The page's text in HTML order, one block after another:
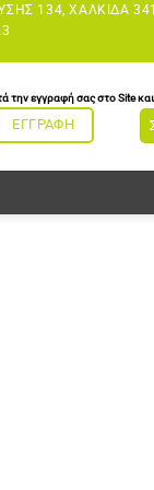
134, ΧΑΛΚΊΔΑ
την εγγραφή σας στο Site
ΕΓΓΡΑΦΗ